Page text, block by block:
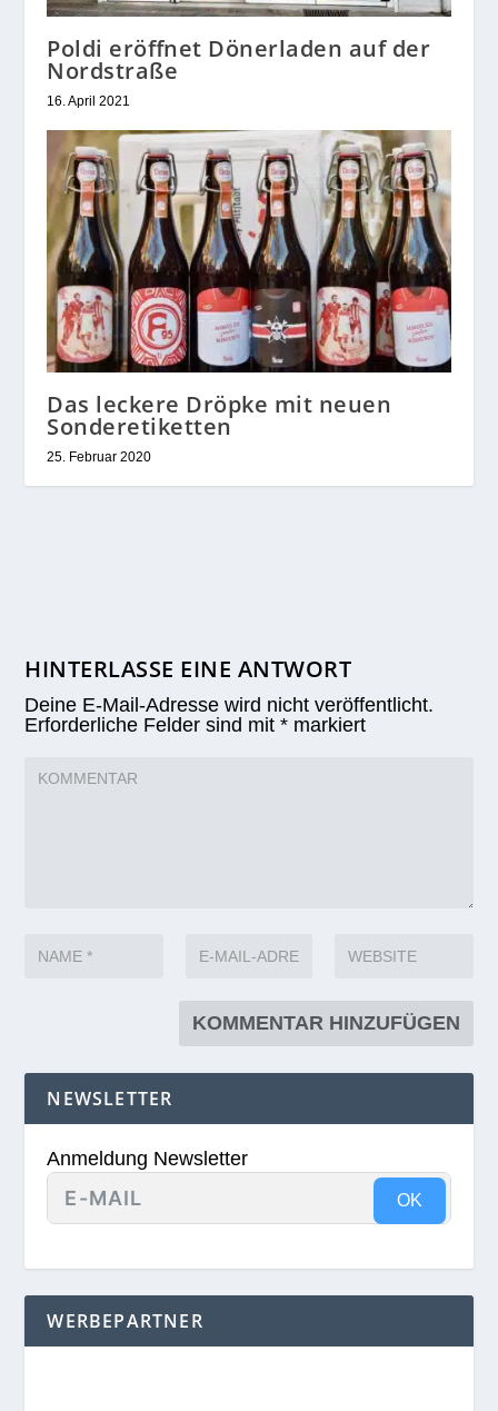
Poldi eröffnet Dönerladen auf der
Nordstraße
16. April 2021
Das leckere Dröpke mit neuen
Sonderetiketten
25. Februar 2020
HINTERLASSE EINE ANTWORT
Deine E-Mail-Adresse wird nicht veröffentlicht.
Erforderliche Felder sind mit* markiert
NEWSLETTER
Anmeldung Newsletter
OK
WERBEPARTNER